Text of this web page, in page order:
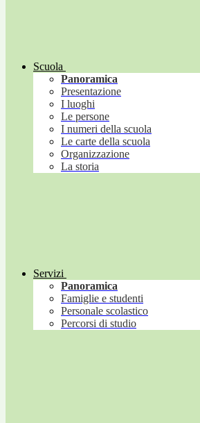
Scuola
Panoramica
Presentazione
I luoghi
Le persone
I numeri della scuola
Le carte della scuola
Organizzazione
La storia
Servizi
Panoramica
Famiglie e studenti
Personale scolastico
Percorsi di studio